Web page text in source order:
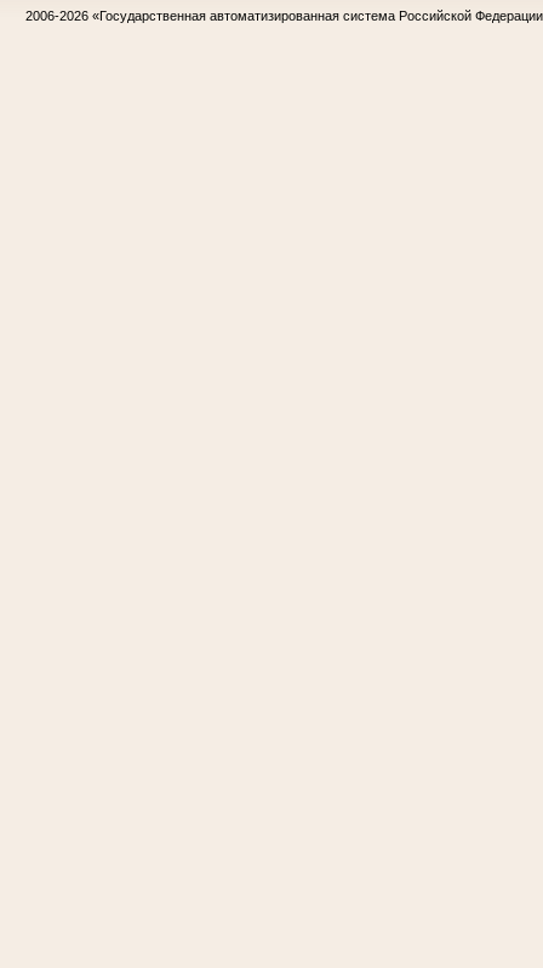
2006-2026 «Государственная автоматизированная система Российской